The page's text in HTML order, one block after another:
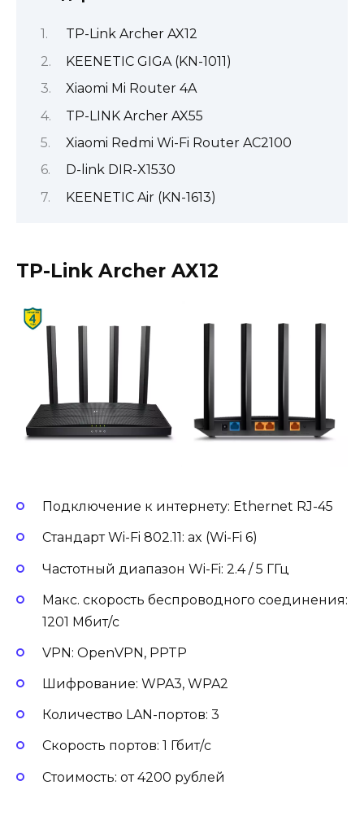
TP-Link Archer AX12
KEENETIC GIGA (KN-1011)
Xiaomi Mi Router 4A
TP-LINK Archer AX55
Xiaomi Redmi Wi-Fi Router AC2100
D-link DIR-X1530
KEENETIC Air (KN-1613)
TP-Link Archer AX12
Подключение к интернету: Ethernet RJ-45
Стандарт Wi-Fi 802.11: ax (Wi-Fi 6)
Частотный диапазон Wi-Fi: 2.4 / 5 ГГц
Макс. скорость беспроводного соединения:
1201 Мбит/с
VPN: OpenVPN, PPTP
Шифрование: WPA3, WPA2
Количество LAN-портов: 3
Скорость портов: 1 Гбит/с
Стоимость: от 4200 рублей